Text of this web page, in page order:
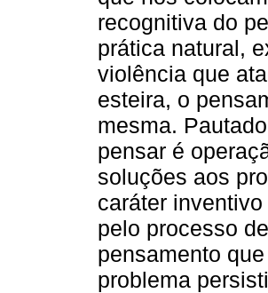
recognitiva do
prática natural,
violência que
esteira, o
mesma.
pensar é
soluções aos
caráter
pelo processo
pensamento
problema